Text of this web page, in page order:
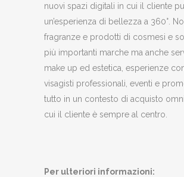
nuovi spazi digitali in cui il cliente
un’esperienza di bellezza a 360°.
fragranze e prodotti di cosmesi e
più importanti marche ma anche
make up ed estetica, esperienze
visagisti professionali, eventi e
tutto in un contesto di acquisto
cui il cliente è sempre al centro.
Per ulteriori informazioni: